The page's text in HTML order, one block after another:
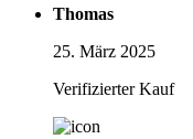
Thomas
25. März 2025
Verifizierter Kauf